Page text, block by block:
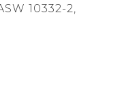
10332-2,